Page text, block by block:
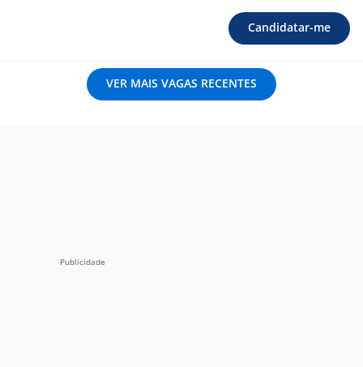
Candidatar-me
VER MAIS VAGAS RECENTES